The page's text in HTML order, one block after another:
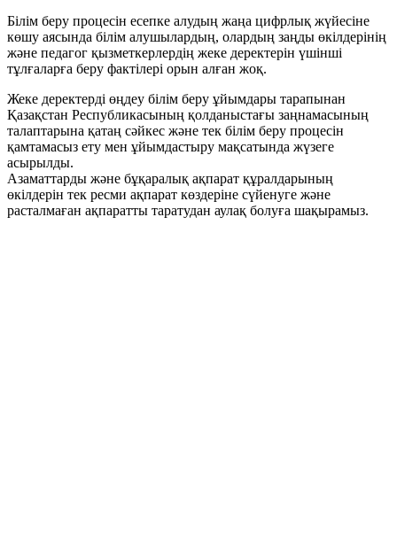
Білім беру процесін есепке алудың жаңа цифрлық жүйесіне
көшу аясында білім алушылардың, олардың заңды өкілдерінің
және педагог қызметкерлердің жеке деректерін үшінші
тұлғаларға беру фактілері орын алған жоқ.
Жеке деректерді өңдеу білім беру ұйымдары тарапынан
Қазақстан Республикасының қолданыстағы заңнамасының
талаптарына қатаң сәйкес және тек білім беру процесін
қамтамасыз ету мен ұйымдастыру мақсатында жүзеге
асырылды.
Азаматтарды және бұқаралық ақпарат құралдарының
өкілдерін тек ресми ақпарат көздеріне сүйенуге және
расталмаған ақпаратты таратудан аулақ болуға шақырамыз.